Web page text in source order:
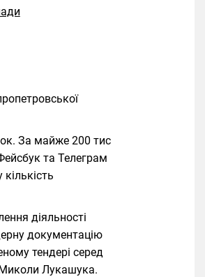
За майже 200 тис
та Телеграм
діяльності
документацію
тендері серед
Миколи Лукашука.